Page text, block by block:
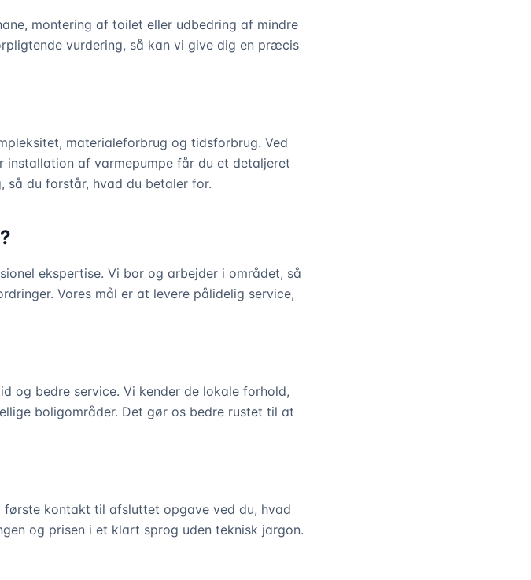
montering af toilet eller udbedring af mindre
vurdering, så kan vi give dig en præcis
materialeforbrug og tidsforbrug. Ved
af varmepumpe får du et detaljeret
så du forstår, hvad du betaler for.
ekspertise. Vi bor og arbejder i området, så
Vores mål er at levere pålidelig service,
og bedre service. Vi kender de lokale forhold,
boligområder. Det gør os bedre rustet til at
kontakt til afsluttet opgave ved du, hvad
og prisen i et klart sprog uden teknisk jargon.